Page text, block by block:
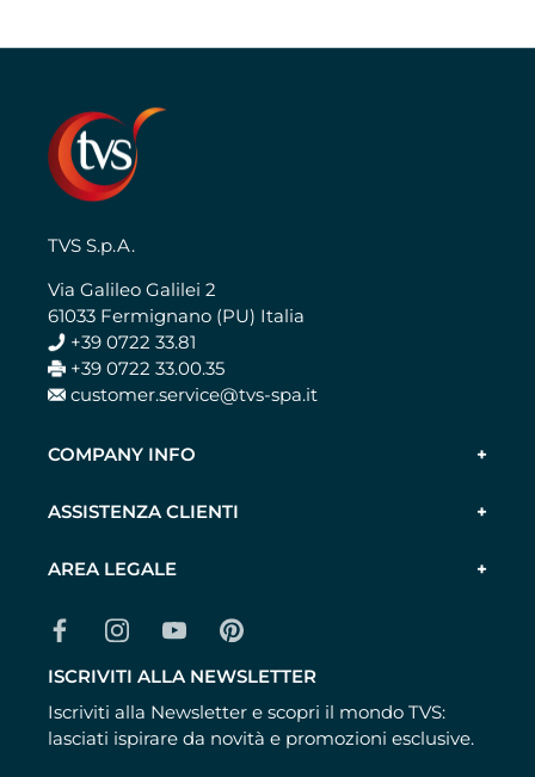
TVS S.p.A.
Via Galileo Galilei 2
61033 Fermignano (PU) Italia
+39 0722 33.81
+39 0722 33.00.35
customer.service@tvs-spa.it
COMPANY INFO
ASSISTENZA CLIENTI
AREA LEGALE
ISCRIVITI ALLA NEWSLETTER
Iscriviti alla Newsletter e scopri il mondo TVS:
lasciati ispirare da novità e promozioni esclusive.